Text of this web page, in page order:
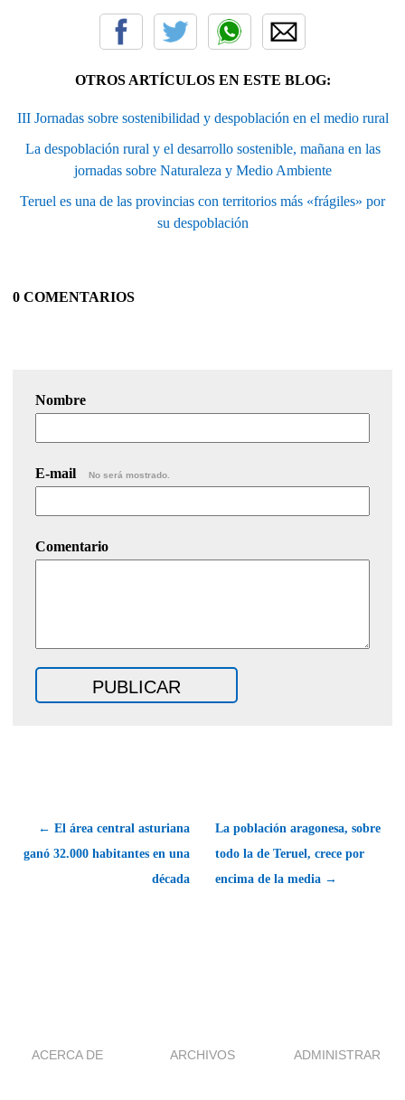
OTROS ARTÍCULOS EN ESTE BLOG:
III Jornadas sobre sostenibilidad y despoblación en el medio rural
La despoblación rural y el desarrollo sostenible, mañana en las
jornadas sobre Naturaleza y Medio Ambiente
Teruel es una de las provincias con territorios más «frágiles» por
su despoblación
0 COMENTARIOS
Nombre
E-mail No será mostrado.
Comentario
← El área central asturiana
ganó 32.000 habitantes en una
década
La población aragonesa, sobre
todo la de Teruel, crece por
encima de la media →
ACERCA DE ARCHIVOS ADMINISTRAR